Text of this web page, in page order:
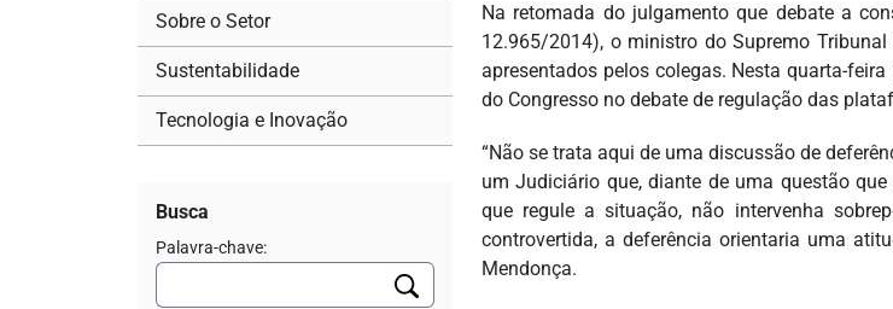
Na retomada do julgamento que debate a
12.965/2014), o ministro do Supremo
apresentados pelos colegas. Nesta quarta-
do Congresso no debate de regulação das
“Não se trata aqui de uma discussão de
um Judiciário que, diante de uma questão
que regule a situação, não intervenha
controvertida, a deferência orientaria uma
Mendonça.
Sobre o Setor
Sustentabilidade
Tecnologia e Inovação
Busca
Palavra-chave: